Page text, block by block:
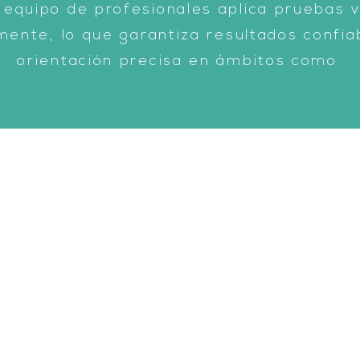
de profesionales aplica pruebas
lo que garantiza resultados
orientación precisa en ámbitos como: